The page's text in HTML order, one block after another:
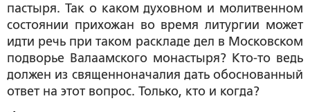
пастыря. Так о каком духовном и молитвенном
состоянии прихожан во время литургии может
идти речь при таком раскладе дел в Московском
подворье Валаамского монастыря? Кто-то ведь
должен из священноначалия дать обоснованный
ответ на этот вопрос. Только, кто и когда?